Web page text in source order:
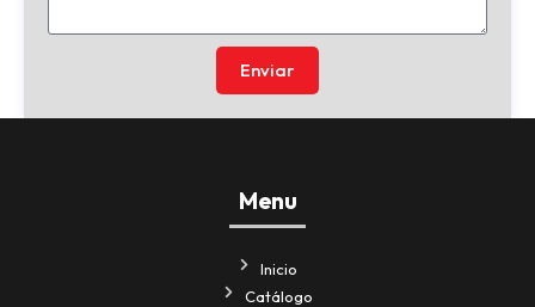
Enviar
Menu
Inicio
Catálogo